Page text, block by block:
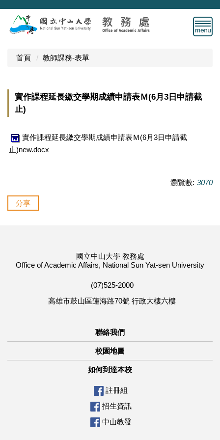
跳
主
首頁 教師課務-表單
實作課程延長繳交學期成績申請表Ｍ(6月3日申請截
止)
實作課程延長繳交學期成績申請表Ｍ(6月3日申請截
止)new.docx
瀏覽數: 3070
分享
國立中山大學 教務處
Office of Academic Affairs, National Sun Yat-sen University
(07)525-2000
高雄市鼓山區蓮海路70號 行政大樓六樓
聯絡我們
校園地圖
如何到達本校
註冊組
招生資訊
中山教發